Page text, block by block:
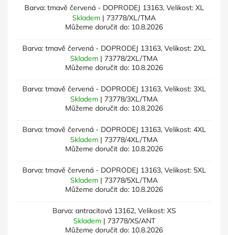
Barva: tmavě červená - DOPRODEJ 13163, Velikost: XL
Skladem | 73778/XL/TMA
Můžeme doručit do: 10.8.2026
Barva: tmavě červená - DOPRODEJ 13163, Velikost: 2XL
Skladem | 73778/2XL/TMA
Můžeme doručit do: 10.8.2026
Barva: tmavě červená - DOPRODEJ 13163, Velikost: 3XL
Skladem | 73778/3XL/TMA
Můžeme doručit do: 10.8.2026
Barva: tmavě červená - DOPRODEJ 13163, Velikost: 4XL
Skladem | 73778/4XL/TMA
Můžeme doručit do: 10.8.2026
Barva: tmavě červená - DOPRODEJ 13163, Velikost: 5XL
Skladem | 73778/5XL/TMA
Můžeme doručit do: 10.8.2026
Barva: antracitová 13162, Velikost: XS
Skladem | 73778/XS/ANT
Můžeme doručit do: 10.8.2026